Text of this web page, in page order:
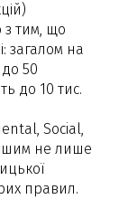
з тим, що
загалом на
50
до 10 тис.
Social,
не лише
правил.